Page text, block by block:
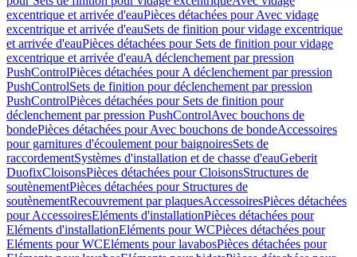
excentrique et arrivée d'eauPièces détachées pour Avec vidage
excentrique et arrivée d'eauSets de finition pour vidage excentrique
et arrivée d'eauPièces détachées pour Sets de finition pour vidage
excentrique et arrivée d'eauA déclenchement par pression
PushControlPièces détachées pour A déclenchement par pression
PushControlSets de finition pour déclenchement par pression
PushControlPièces détachées pour Sets de finition pour
déclenchement par pression PushControlAvec bouchons de
bondePièces détachées pour Avec bouchons de bondeAccessoires
pour garnitures d'écoulement pour baignoiresSets de
raccordementSystèmes d'installation et de chasse d'eauGeberit
DuofixCloisonsPièces détachées pour CloisonsStructures de
soutènementPièces détachées pour Structures de
soutènementRecouvrement par plaquesAccessoiresPièces détachées
pour AccessoiresEléments d'installationPièces détachées pour
Eléments d'installationEléments pour WCPièces détachées pour
Eléments pour WCEléments pour lavabosPièces détachées pour